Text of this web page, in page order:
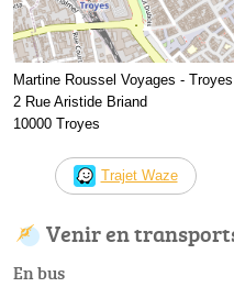
Martine Roussel Voyages - Troyes
2 Rue Aristide Briand
10000 Troyes
Trajet Waze
Venir en
En bus